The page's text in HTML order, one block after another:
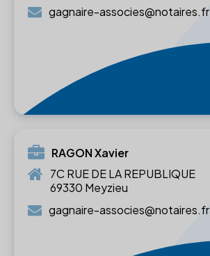
gagnaire-associes@notaires.fr
RAGON Xavier
7C RUE DE LA REPUBLIQUE
69330 Meyzieu
gagnaire-associes@notaires.fr